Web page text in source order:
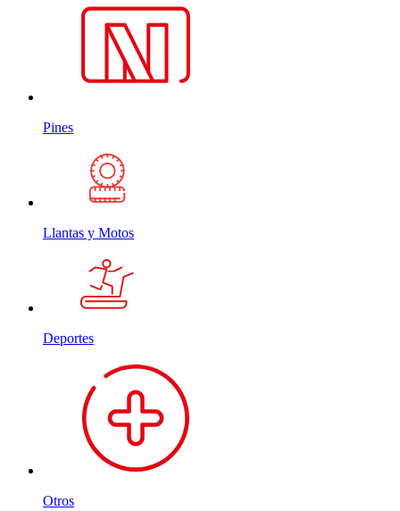
Pines
Llantas y Motos
Deportes
Otros